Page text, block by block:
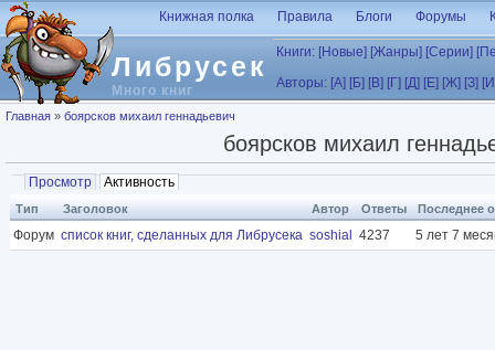
Перейти к основному содержанию
Либрусек
Много книг
Книжная полка Правила Блоги Форумы
Книги: [Новые] [Жанры] [Серии]
Авторы: [А] [Б] [В] [Г] [Д] [Е] [Ж] [З]
Вы здесь
Главная » боярсков михаил геннадьевич
боярсков михаил
Главные вкладки
Просмотр Активность
Тип Заголовок Автор Ответы Последнее
Форум список книг, сделанных для Либрусека soshial 4237 5 лет 7